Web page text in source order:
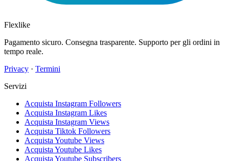
Flexlike
Pagamento sicuro. Consegna trasparente. Supporto per gli ordini in
tempo reale.
Privacy · Termini
Servizi
Acquista Instagram Followers
Acquista Instagram Likes
Acquista Instagram Views
Acquista Tiktok Followers
Acquista Youtube Views
Acquista Youtube Likes
Acquista Youtube Subscribers